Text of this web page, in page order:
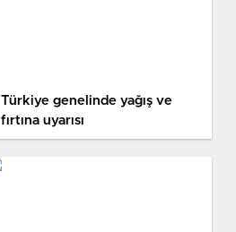
Türkiye genelinde yağış ve
fırtına uyarısı